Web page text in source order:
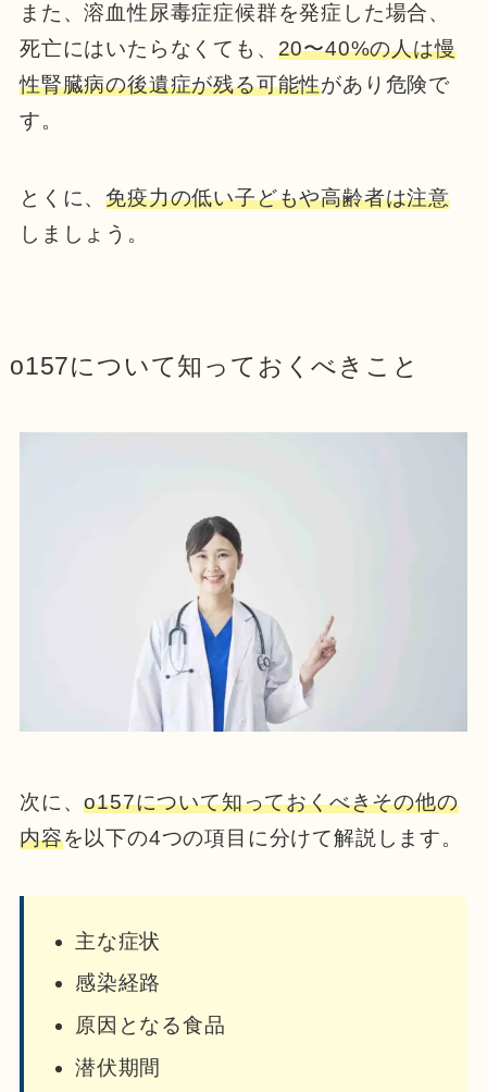
また、溶血性尿毒症症候群を発症した場合、
死亡にはいたらなくても、 20〜40%の人は慢
性腎臓病の後遺症が残る可能性があり危険で
す。
とくに、免疫力の低い子どもや高齢者は注意
しましょう。
o157について知っておくべきこと
次に、o157について知っておくべきその他の
内容を以下の4つの項目に分けて解説します。
主な症状
感染経路
原因となる食品
潜伏期間